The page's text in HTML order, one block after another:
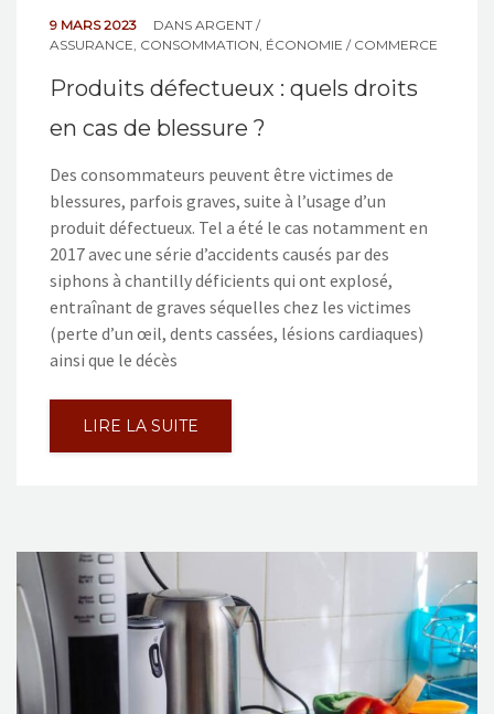
9 MARS 2023 DANS ARGENT /
ASSURANCE, CONSOMMATION, ÉCONOMIE / COMMERCE
Produits défectueux : quels droits
en cas de blessure ?
Des consommateurs peuvent être victimes de
blessures, parfois graves, suite à l’usage d’un
produit défectueux. Tel a été le cas notamment en
2017 avec une série d’accidents causés par des
siphons à chantilly déficients qui ont explosé,
entraînant de graves séquelles chez les victimes
(perte d’un œil, dents cassées, lésions cardiaques)
ainsi que le décès
LIRE LA SUITE